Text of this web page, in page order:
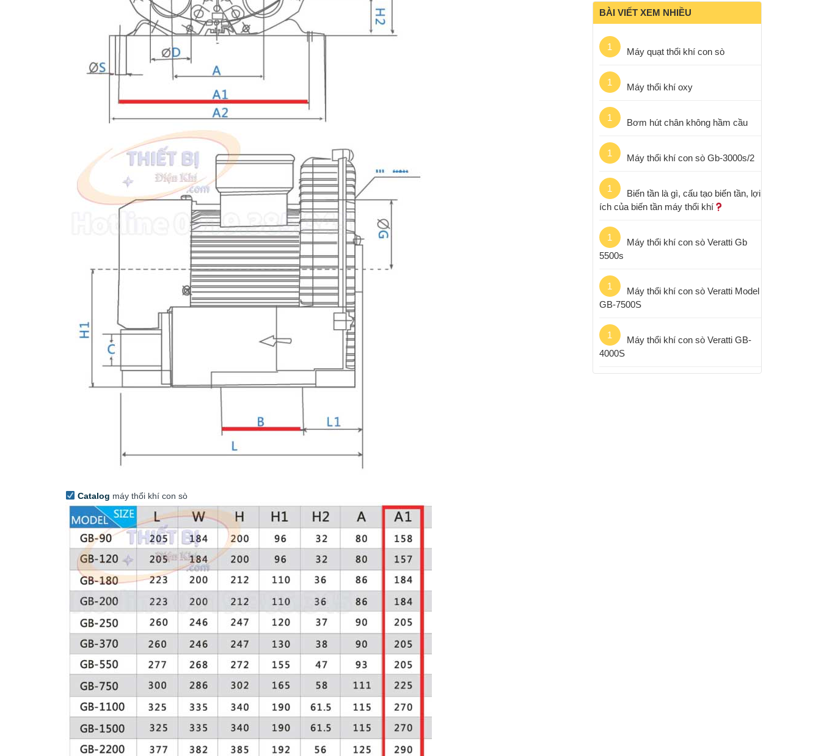
Catalog máy thổi khí con sò
BÀI VIẾT XEM NHIỀU
1 Máy quạt thổi khí con sò
1 Máy thổi khí oxy
1 Bơm hút chân không hầm cầu
1 Máy thổi khí con sò Gb-3000s/2
1
Biến tần là gì, cấu tạo biến tần, lợi
ích của biến tần máy thổi khí
1
Máy thổi khí con sò Veratti Gb
5500s
1
Máy thổi khí con sò Veratti Model
GB-7500S
1
Máy thổi khí con sò Veratti GB-
4000S